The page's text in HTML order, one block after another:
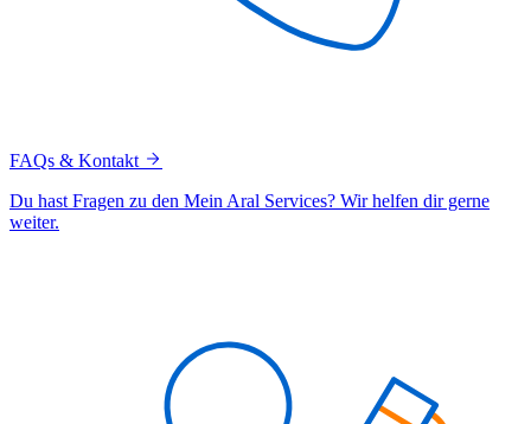
FAQs & Kontakt
Du hast Fragen zu den Mein Aral Services? Wir helfen dir gerne
weiter.